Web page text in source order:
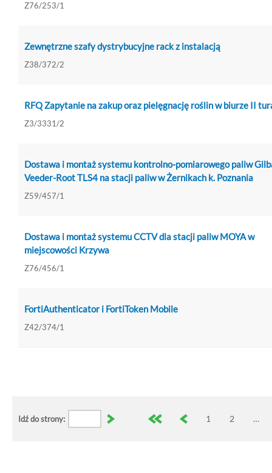
Z76/253/1
Zewnętrzne szafy dystrybucyjne rack z instalacją
Z38/372/2
RFQ Zapytanie na zakup oraz pielęgnację roślin w biurze II
Z3/3331/2
Dostawa i montaż systemu kontrolno-pomiarowego paliw
Veeder-Root TLS4 na stacji paliw w Żernikach k. Poznania
Z59/457/1
Dostawa i montaż systemu CCTV dla stacji paliw MOYA w
miejscowości Krzywa
Z76/456/1
FortiAuthenticator i FortiToken Mobile
Z42/374/1
Idź do strony: 1 2 …